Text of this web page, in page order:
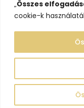
„Összes
cookie-k
@2023 -
Adatvédelem